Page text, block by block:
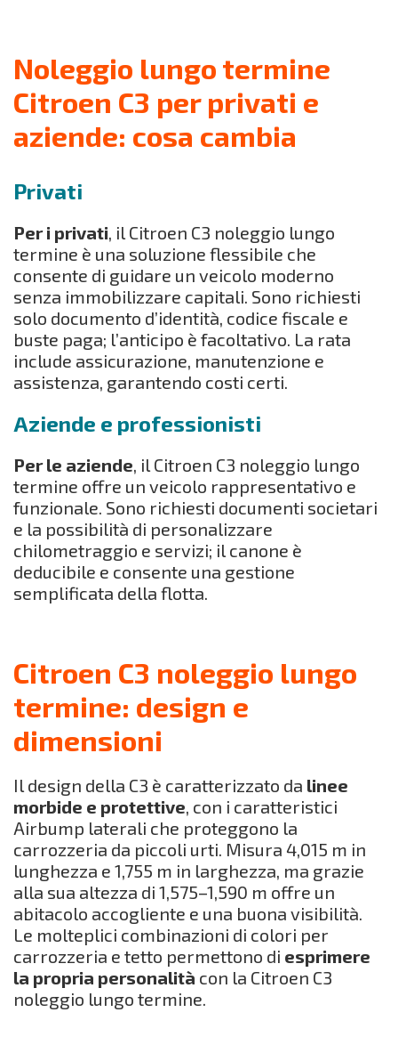
Noleggio lungo termine
Citroen C3 per privati e
aziende: cosa cambia
Privati
Per i privati, il Citroen C3 noleggio lungo
termine è una soluzione flessibile che
consente di guidare un veicolo moderno
senza immobilizzare capitali. Sono richiesti
solo documento d’identità, codice fiscale e
buste paga; l’anticipo è facoltativo. La rata
include assicurazione, manutenzione e
assistenza, garantendo costi certi.
Aziende e professionisti
Per le aziende, il Citroen C3 noleggio lungo
termine offre un veicolo rappresentativo e
funzionale. Sono richiesti documenti societari
e la possibilità di personalizzare
chilometraggio e servizi; il canone è
deducibile e consente una gestione
semplificata della flotta.
Citroen C3 noleggio lungo
termine: design e
dimensioni
Il design della C3 è caratterizzato da linee
morbide e protettive, con i caratteristici
Airbump laterali che proteggono la
carrozzeria da piccoli urti. Misura 4,015 m in
lunghezza e 1,755 m in larghezza, ma grazie
alla sua altezza di 1,575–1,590 m offre un
abitacolo accogliente e una buona visibilità.
Le molteplici combinazioni di colori per
carrozzeria e tetto permettono di esprimere
la propria personalità con la Citroen C3
noleggio lungo termine.